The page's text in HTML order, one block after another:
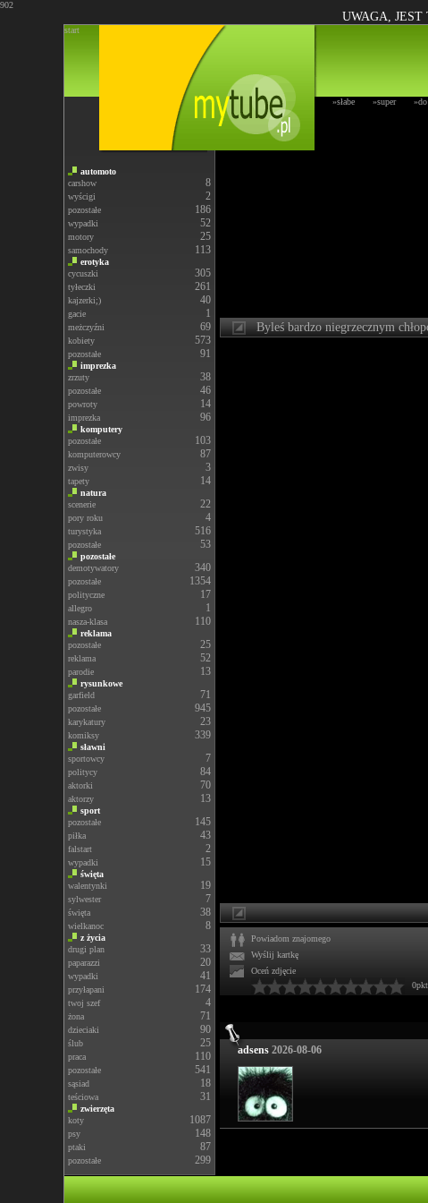
902
UWAGA,
start
»słabe »super
automoto
carshow
8
wyścigi 2
pozostałe 186
wypadki 52
motory 25
samochody 113
erotyka
cycuszki
305
tyłeczki 261
kajzerki;) 40
gacie 1
meżczyźni 69
kobiety 573
pozostałe 91
imprezka
zrzuty
38
pozostałe 46
powroty 14
imprezka 96
komputery
pozostałe
103
komputerowcy 87
zwisy 3
tapety 14
natura
scenerie
22
pory roku 4
turystyka 516
pozostałe 53
pozostałe
demotywatory
340
pozostałe 1354
polityczne 17
allegro 1
nasza-klasa 110
reklama
pozostałe
25
reklama 52
parodie 13
rysunkowe
garfield
71
pozostałe 945
karykatury 23
komiksy 339
sławni
sportowcy
7
politycy 84
aktorki 70
aktorzy 13
sport
pozostałe
145
piłka 43
falstart 2
wypadki 15
święta
walentynki
19
sylwester 7
święta 38
wielkanoc 8
z życia
drugi plan
33
paparazzi 20
wypadki 41
przyłapani 174
twoj szef 4
żona 71
dzieciaki 90
ślub 25
praca 110
pozostałe 541
sąsiad 18
teściowa 31
zwierzęta
koty
1087
psy 148
ptaki 87
pozostałe 299
Byleś bardzo niegrzecznym
Powiadom znajomego
Wyślij kartkę
Oceń zdjęcie
0pkt
adsens 2026-08-06